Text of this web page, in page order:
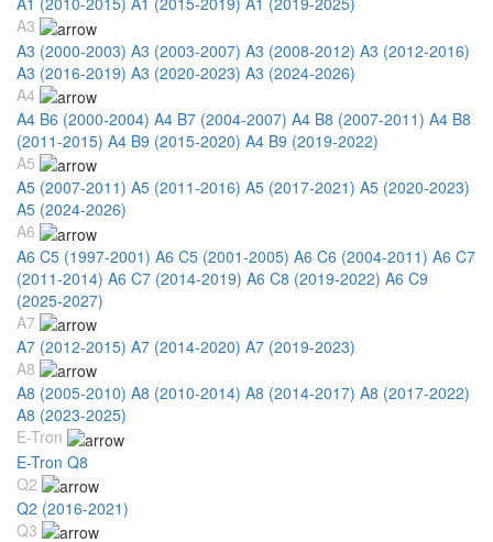
A3
A3 (2000-2003) A3 (2003-2007) A3 (2008-2012) A3 (2012-2016)
A3 (2016-2019) A3 (2020-2023) A3 (2024-2026)
A4
A4 B6 (2000-2004) A4 B7 (2004-2007) A4 B8 (2007-2011) A4 B8
(2011-2015) A4 B9 (2015-2020) A4 B9 (2019-2022)
A5
A5 (2007-2011) A5 (2011-2016) A5 (2017-2021) A5 (2020-2023)
A5 (2024-2026)
A6
A6 C5 (1997-2001) A6 C5 (2001-2005) A6 C6 (2004-2011) A6 C7
(2011-2014) A6 C7 (2014-2019) A6 C8 (2019-2022) A6 C9
(2025-2027)
A7
A7 (2012-2015) A7 (2014-2020) A7 (2019-2023)
A8
A8 (2005-2010) A8 (2010-2014) A8 (2014-2017) A8 (2017-2022)
A8 (2023-2025)
E-Tron
E-Tron Q8
Q2
Q2 (2016-2021)
Q3